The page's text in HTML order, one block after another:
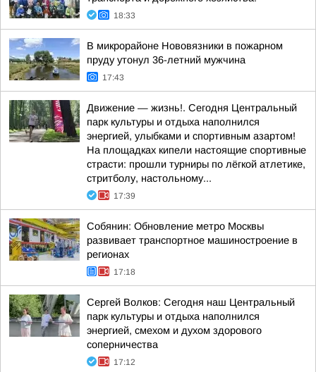
18:33
В микрорайоне Нововязники в пожарном
пруду утонул 36-летний мужчина
17:43
Движение — жизнь!. Сегодня Центральный
парк культуры и отдыха наполнился
энергией, улыбками и спортивным азартом!
На площадках кипели настоящие спортивные
страсти: прошли турниры по лёгкой атлетике,
стритболу, настольному...
17:39
Собянин: Обновление метро Москвы
развивает транспортное машиностроение в
регионах
17:18
Сергей Волков: Сегодня наш Центральный
парк культуры и отдыха наполнился
энергией, смехом и духом здорового
соперничества
17:12